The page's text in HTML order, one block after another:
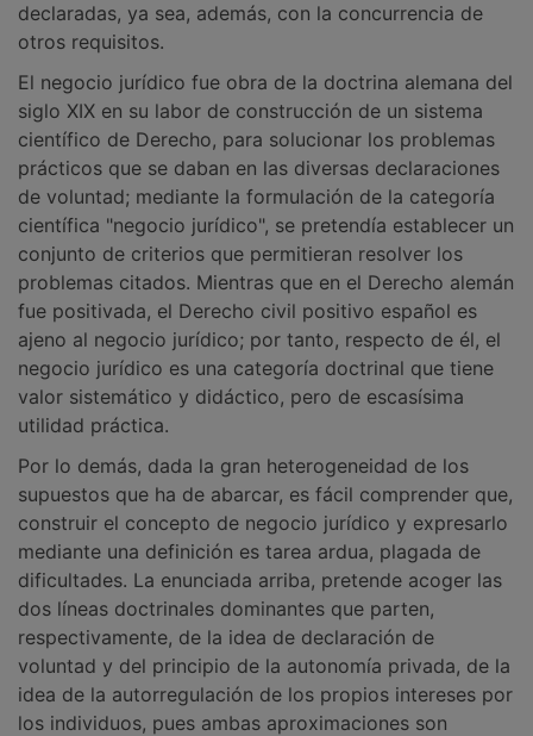
declaradas, ya sea, además, con la concurrencia de
otros requisitos.
El negocio jurídico fue obra de la doctrina alemana del
siglo XIX en su labor de construcción de un sistema
científico de Derecho, para solucionar los problemas
prácticos que se daban en las diversas declaraciones
de voluntad; mediante la formulación de la categoría
científica "negocio jurídico", se pretendía establecer un
conjunto de criterios que permitieran resolver los
problemas citados. Mientras que en el Derecho alemán
fue positivada, el Derecho civil positivo español es
ajeno al negocio jurídico; por tanto, respecto de él, el
negocio jurídico es una categoría doctrinal que tiene
valor sistemático y didáctico, pero de escasísima
utilidad práctica.
Por lo demás, dada la gran heterogeneidad de los
supuestos que ha de abarcar, es fácil comprender que,
construir el concepto de negocio jurídico y expresarlo
mediante una definición es tarea ardua, plagada de
dificultades. La enunciada arriba, pretende acoger las
dos líneas doctrinales dominantes que parten,
respectivamente, de la idea de declaración de
voluntad y del principio de la autonomía privada, de la
idea de la autorregulación de los propios intereses por
los individuos, pues ambas aproximaciones son